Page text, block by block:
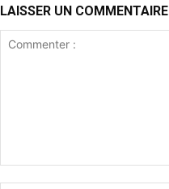
LAISSER UN COMMENTAIRE